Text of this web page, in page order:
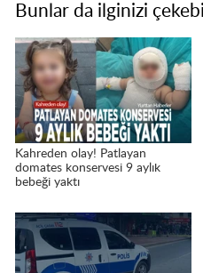
Bunlar da ilginizi
Kahreden olay! Patlayan
domates konservesi 9 aylık
bebeği yaktı